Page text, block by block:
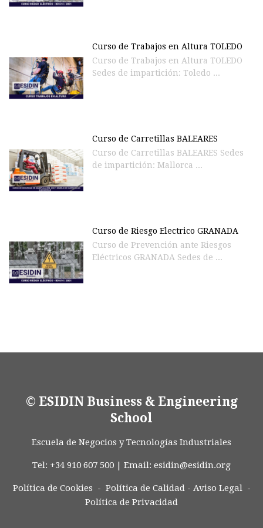
Curso de Trabajos en Altura TOLEDO
Curso de Trabajos en Altura TOLEDO
Sedes de impartición: Toledo ...
Curso de Carretillas BALEARES
Curso de Carretillas BALEARES Sedes
de impartición: Mallorca ...
Curso de Riesgo Electrico GRANADA
Curso de Prevención ante Riesgos
Eléctricos GRANADA Sedes de ...
© ESIDIN Business & Engineering
School
Escuela de Negocios y Tecnologías Industriales
Tel: +34 910 607 500 | Email: esidin@esidin.org
Política de Cookies - Política de Calidad- Aviso Legal-
Política de Privacidad